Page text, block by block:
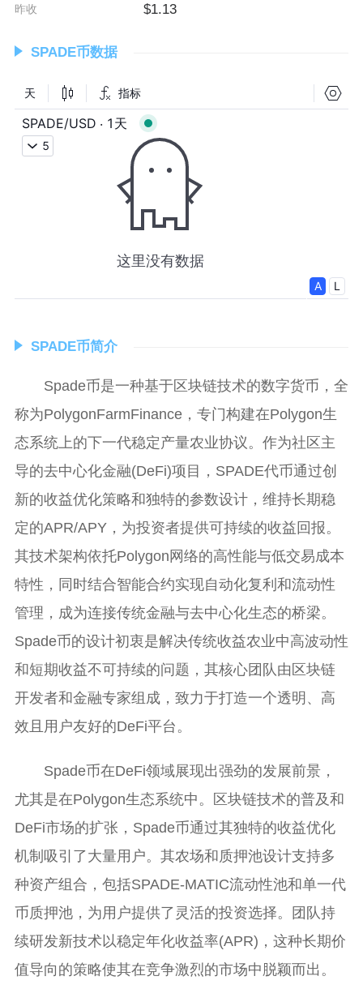
昨收 $1.13
SPADE币数据
SPADE币简介
Spade币是一种基于区块链技术的数字货币，全
称为PolygonFarmFinance，专门构建在Polygon生
态系统上的下一代稳定产量农业协议。作为社区主
导的去中心化金融(DeFi)项目，SPADE代币通过创
新的收益优化策略和独特的参数设计，维持长期稳
定的APR/APY，为投资者提供可持续的收益回报。
其技术架构依托Polygon网络的高性能与低交易成本
特性，同时结合智能合约实现自动化复利和流动性
管理，成为连接传统金融与去中心化生态的桥梁。
Spade币的设计初衷是解决传统收益农业中高波动性
和短期收益不可持续的问题，其核心团队由区块链
开发者和金融专家组成，致力于打造一个透明、高
效且用户友好的DeFi平台。
Spade币在DeFi领域展现出强劲的发展前景，
尤其是在Polygon生态系统中。区块链技术的普及和
DeFi市场的扩张，Spade币通过其独特的收益优化
机制吸引了大量用户。其农场和质押池设计支持多
种资产组合，包括SPADE-MATIC流动性池和单一代
币质押池，为用户提供了灵活的投资选择。团队持
续研发新技术以稳定年化收益率(APR)，这种长期价
值导向的策略使其在竞争激烈的市场中脱颖而出。